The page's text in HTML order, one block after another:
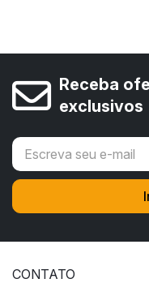
Receba
exclusivos
CONTATO